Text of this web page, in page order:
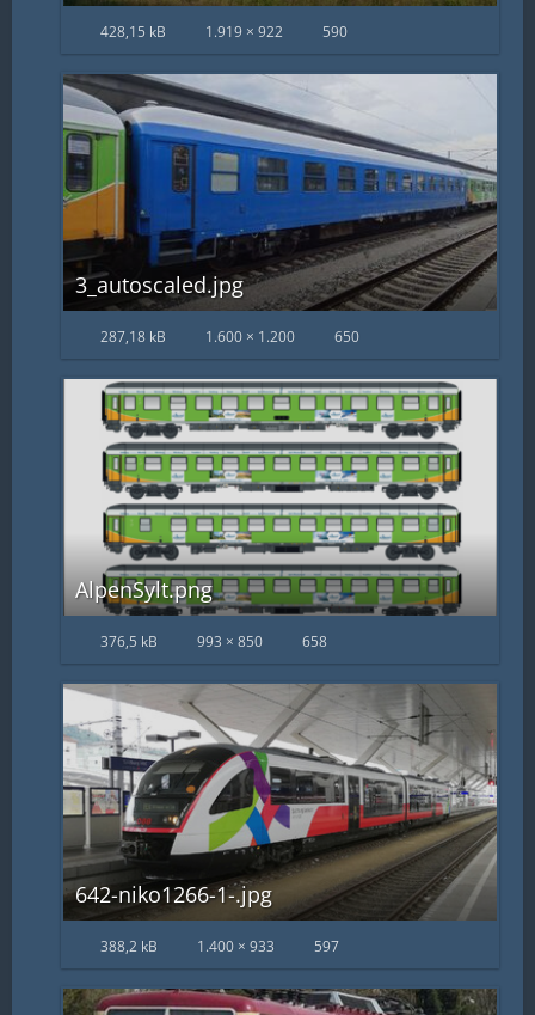
428,15 kB 1.919 × 922 590
3_autoscaled.jpg
287,18 kB 1.600 × 1.200 650
AlpenSylt.png
376,5 kB 993 × 850 658
642-niko1266-1-.jpg
388,2 kB 1.400 × 933 597